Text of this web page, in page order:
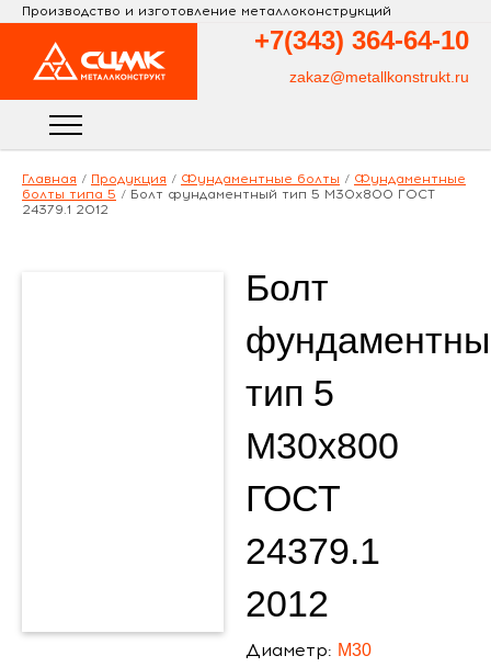
Производство и изготовление металлоконструкций
+7(343) 364-64-10
zakaz@metallkonstrukt.ru
Главная / Продукция / Фундаментные болты / Фундаментные
болты типа 5 / Болт фундаментный тип 5 М30х800 ГОСТ
24379.1 2012
Болт
тип 5
М30х800
ГОСТ
24379.1
2012
Диаметр: М30